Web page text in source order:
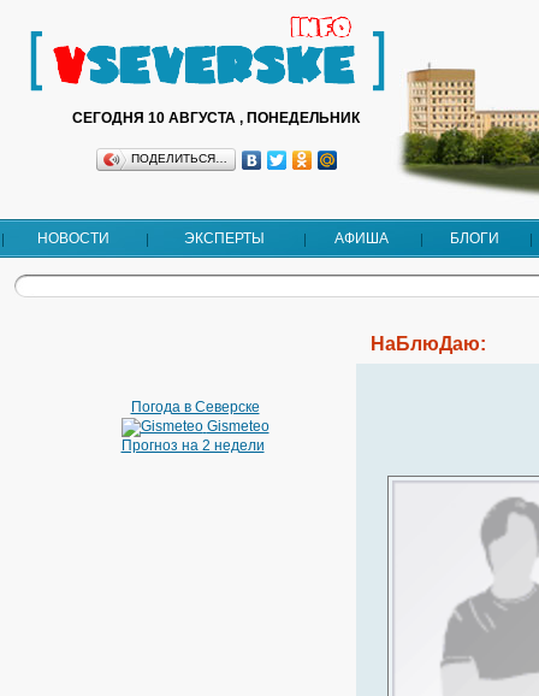
СЕГОДНЯ 10 АВГУСТА , ПОНЕДЕЛЬНИК
ПОДЕЛИТЬСЯ…
НОВОСТИ ЭКСПЕРТЫ АФИША БЛОГИ
Погода в Северске
Gismeteo
Прогноз на 2 недели
НаБлюДаю: